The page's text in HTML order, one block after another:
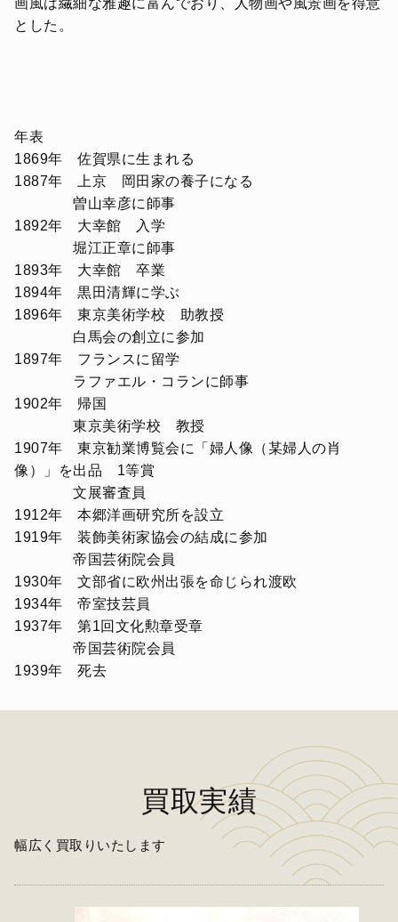
とした。
年表
1869年 佐賀県に生まれる
1887年 上京 岡田家の養子になる
曽山幸彦に師事
1892年 大幸館 入学
堀江正章に師事
1893年 大幸館 卒業
1894年 黒田清輝に学ぶ
1896年 東京美術学校 助教授
白馬会の創立に参加
1897年 フランスに留学
ラファエル・コランに師事
1902年 帰国
東京美術学校 教授
1907年 東京勧業博覧会に「婦人像（某婦人の肖
像）」を出品 1等賞
文展審査員
1912年 本郷洋画研究所を設立
1919年 装飾美術家協会の結成に参加
帝国芸術院会員
1930年 文部省に欧州出張を命じられ渡欧
1934年 帝室技芸員
1937年 第1回文化勲章受章
帝国芸術院会員
1939年 死去
買取実績
幅広く買取りいたします